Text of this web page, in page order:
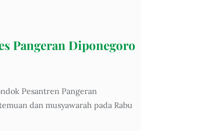
Pangeran Diponegoro
Pesantren Pangeran
dan musyawarah pada Rabu